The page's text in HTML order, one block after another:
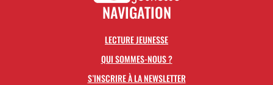
NAVIGATION
LECTURE JEUNESSE
QUI SOMMES-NOUS ?
S’INSCRIRE À LA NEWSLETTER